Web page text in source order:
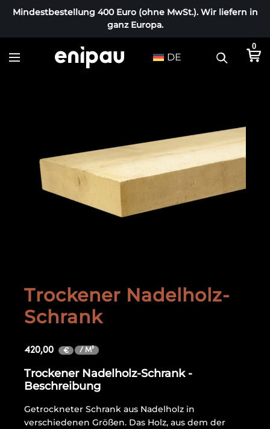
Mindestbestellung 400 Euro (ohne MwSt.). Wir liefern in
ganz Europa.
DE
0
Trockener Nadelholz-
Schrank
420,00 € / M³
Trockener Nadelholz-Schrank -
Beschreibung
Getrockneter Schrank aus Nadelholz in
verschiedenen Größen. Das Holz, aus dem der